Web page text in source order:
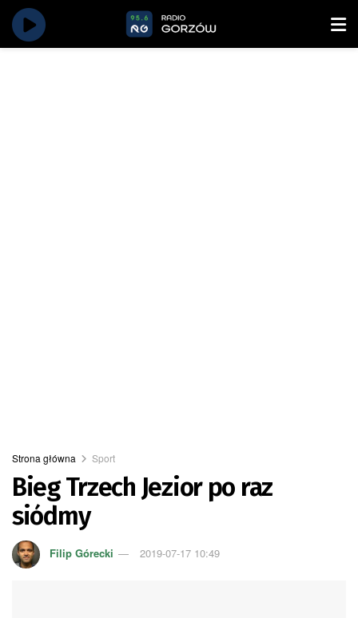
Strona główna Sport
Bieg Trzech Jezior po raz
siódmy
Filip Górecki 2019-07-17 10:49